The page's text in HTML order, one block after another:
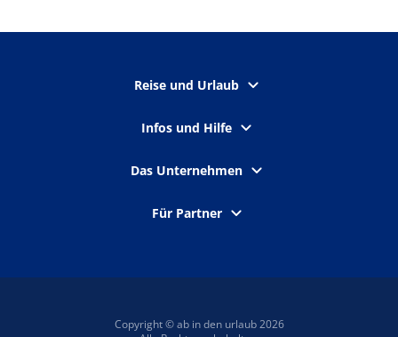
Reise und Urlaub
Infos und Hilfe
Das Unternehmen
Für Partner
Copyright © ab in den urlaub 2026